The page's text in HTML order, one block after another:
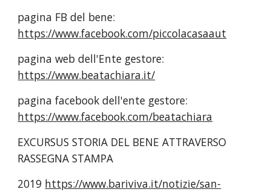
pagina FB del bene:
https://www.facebook.com/piccolacasaaut
pagina web dell'Ente gestore:
https://www.beatachiara.it/
pagina facebook dell'ente gestore:
https://www.facebook.com/beatachiara
EXCURSUS STORIA DEL BENE ATTRAVERSO
RASSEGNA STAMPA
2019 https://www.bariviva.it/notizie/san-